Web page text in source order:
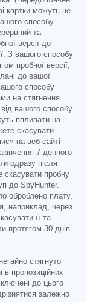
картки можуть не
способу
та
версії до
З вашого способу
пробної версії,
до вашої
способу
на стягнення
вашого способу
впливати на
скасувати
на веб-сайті
7-денного
одразу після
скасувати пробну
до SpyHunter.
оброблено плату,
наприклад, через
її та
протягом 30 днів
стягнуто
в пропозиційних
до цього
залежно